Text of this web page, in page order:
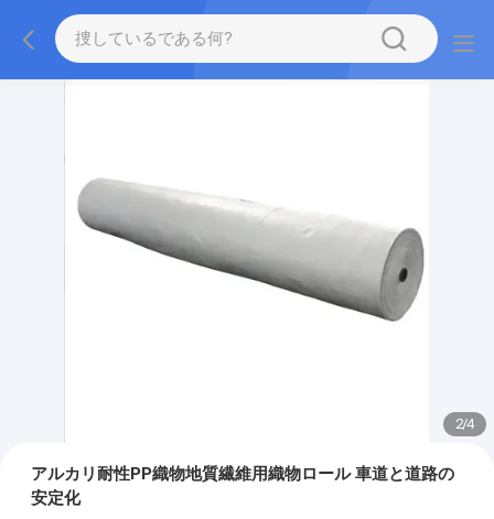
2/4
アルカリ耐性PP織物地質繊維用織物ロール 車道と道路の
安定化